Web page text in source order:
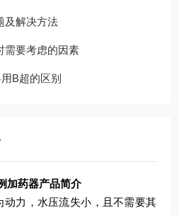
及解决方法
需要考虑的因素
B超的区别
加药器产品简介
，水压流失小，且不需要其